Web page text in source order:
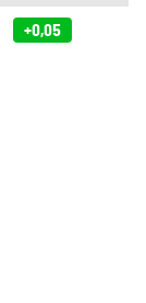
+0,05